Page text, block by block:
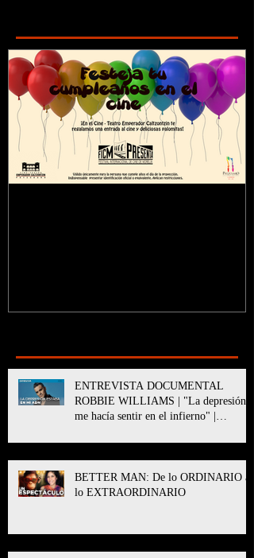
ENTREVISTA DOCUMENTAL
ROBBIE WILLIAMS | "La depresión
me hacía sentir en el infierno" |
BETTER MAN: De lo ORDINARIO a
lo EXTRAORDINARIO